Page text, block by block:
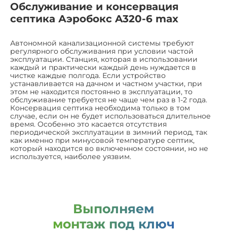
Обслуживание и консервация
септика Аэробокс A320-6 max
Автономной канализационной системы требуют
регулярного обслуживания при условии частой
эксплуатации. Станция, которая в использовании
каждый и практически каждый день нуждается в
чистке каждые полгода. Если устройство
устанавливается на дачном и частном участки, при
этом не находится постоянно в эксплуатации, то
обслуживание требуется не чаще чем раз в 1-2 года.
Консервация септика необходима только в том
случае, если он не будет использоваться длительное
время. Особенно это касается отсутствия
периодической эксплуатации в зимний период, так
как именно при минусовой температуре септик,
который находится во включенном состоянии, но не
используется, наиболее уязвим.
Выполняем
монтаж под ключ